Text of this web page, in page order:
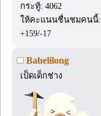
กระทู้: 4062
ให้คะแนนชื่นชมคนนี้:
+159/-17
Babelilong
เป็ดเด็กช่าง